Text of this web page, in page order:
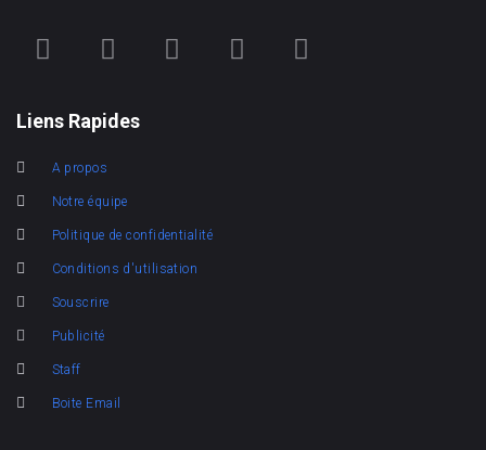
Liens Rapides
A propos
Notre équipe
Politique de confidentialité
Conditions d'utilisation
Souscrire
Publicité
Staff
Boite Email